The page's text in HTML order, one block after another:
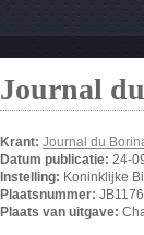
Journal
Krant: Journal du
Datum publicatie: 24-
Instelling: Koninklijke
Plaatsnummer:
Plaats van uitgave: